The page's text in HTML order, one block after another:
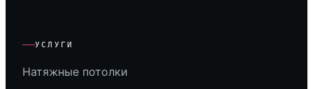
УСЛУГИ
Натяжные потолки